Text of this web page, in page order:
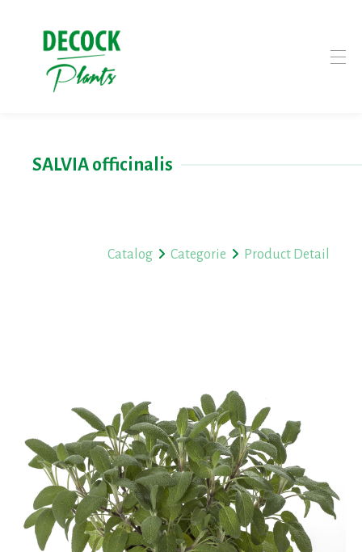
SALVIA officinalis
Catalog Categorie Product Detail